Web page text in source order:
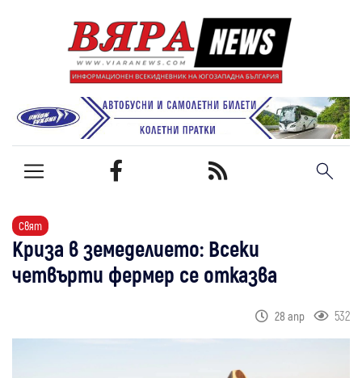
Свят
Криза в земеделието: Всеки
четвърти фермер се отказва
28 апр 532